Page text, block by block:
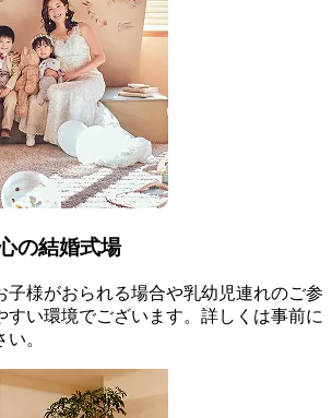
の結婚式場
子様がおられる場合や乳幼児連れのご参
すい環境でございます。詳しくは事前に
。